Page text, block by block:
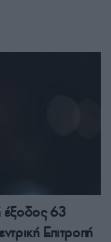
έξοδος 63
Επιτροπή